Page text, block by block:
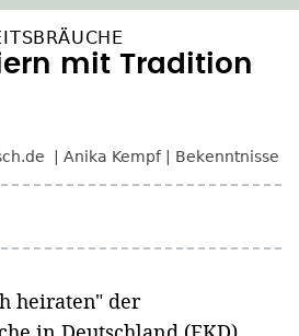
mit Tradition
Anika Kempf Bekenntnisse
heiraten" der